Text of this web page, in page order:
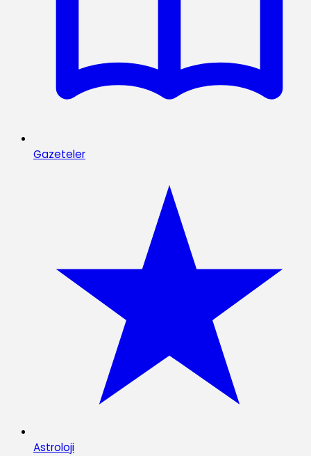
Gazeteler
Astroloji